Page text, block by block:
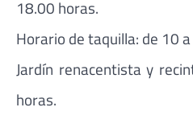
18.00 horas.
Horario de taquilla: de 10
Jardín renacentista y
horas.